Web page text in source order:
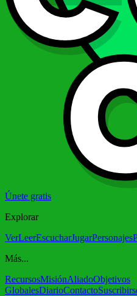
Únete gratis
Explorar
VerLeerEscucharJugarPersonajes
Más...
RecursosMisiónAliadoObjetivos
GlobalesDiarioContacto